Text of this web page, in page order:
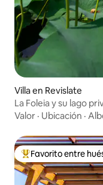
Villa en Revislate
La Foleia y su lago
Valor · Ubicación ·
De los mejores en
Favorito entre